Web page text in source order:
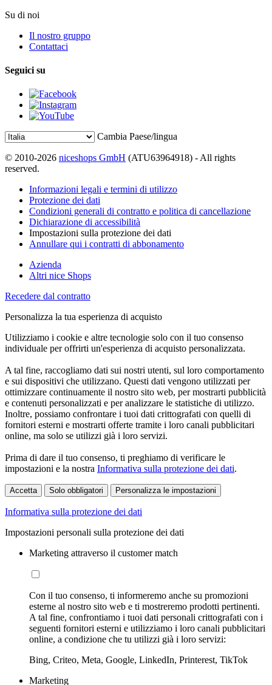
Su di noi
Il nostro gruppo
Contattaci
Seguici su
Cambia Paese/lingua
© 2010-2026 niceshops GmbH (ATU63964918) - All rights
reserved.
Informazioni legali e termini di utilizzo
Protezione dei dati
Condizioni generali di contratto e politica di cancellazione
Dichiarazione di accessibilità
Impostazioni sulla protezione dei dati
Annullare qui i contratti di abbonamento
Azienda
Altri nice Shops
Recedere dal contratto
Personalizza la tua esperienza di acquisto
Utilizziamo i cookie e altre tecnologie solo con il tuo consenso
individuale per offrirti un'esperienza di acquisto personalizzata.
A tal fine, raccogliamo dati sui nostri utenti, sul loro comportamento
e sui dispositivi che utilizzano. Questi dati vengono utilizzati per
ottimizzare continuamente il nostro sito web, per mostrarti pubblicità
e contenuti personalizzati e per analizzare le statistiche di utilizzo.
Inoltre, possiamo confrontare i tuoi dati crittografati con quelli di
fornitori esterni e mostrarti offerte tramite i loro canali pubblicitari
online, ma solo se utilizzi già i loro servizi.
Prima di dare il tuo consenso, ti preghiamo di verificare le
impostazioni e la nostra Informativa sulla protezione dei dati.
Accetta Solo obbligatori Personalizza le impostazioni
Informativa sulla protezione dei dati
Impostazioni personali sulla protezione dei dati
Marketing attraverso il customer match
Con il tuo consenso, ti informeremo anche su promozioni
esterne al nostro sito web e ti mostreremo prodotti pertinenti.
A tal fine, confrontiamo i tuoi dati personali crittografati con i
seguenti fornitori esterni e utilizziamo i loro canali pubblicitari
online, a condizione che tu utilizzi già i loro servizi:
Bing, Criteo, Meta, Google, LinkedIn, Printerest, TikTok
Marketing